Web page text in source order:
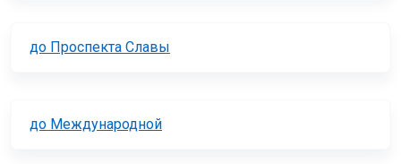
до Проспекта Славы
до Международной